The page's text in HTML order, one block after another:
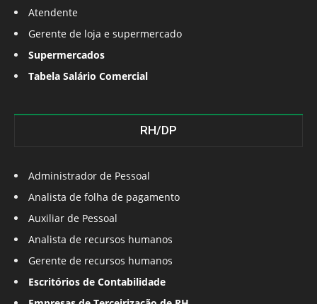
Atendente
Gerente de loja e supermercado
Supermercados
Tabela Salário Comercial
RH/DP
Administrador de Pessoal
Analista de folha de pagamento
Auxiliar de Pessoal
Analista de recursos humanos
Gerente de recursos humanos
Escritórios de Contabilidade